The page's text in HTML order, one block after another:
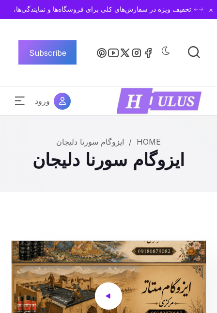
تخفیف ویژه در سفارش‌های کلی برای فروشگاه‌ها و نمایندگی‌ها،Dismiss
Subscribe
ورود
HOME
/ ایزوگام سورنا دلیجان
ایزوگام سورنا دلیجان